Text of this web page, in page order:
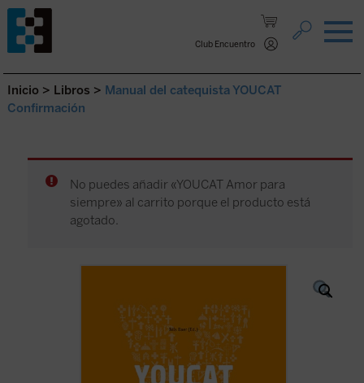
Club Encuentro
Saltar al contenido.
Inicio > Libros > Manual del catequista YOUCAT
Confirmación
No puedes añadir «YOUCAT Amor para
siempre» al carrito porque el producto está
agotado.